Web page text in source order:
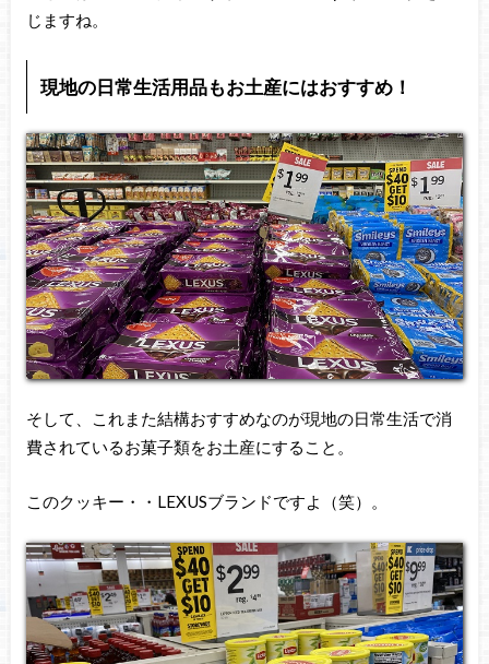
じますね。
現地の日常生活用品もお土産にはおすすめ！
そして、これまた結構おすすめなのが現地の日常生活で消
費されているお菓子類をお土産にすること。
このクッキー・・LEXUSブランドですよ（笑）。